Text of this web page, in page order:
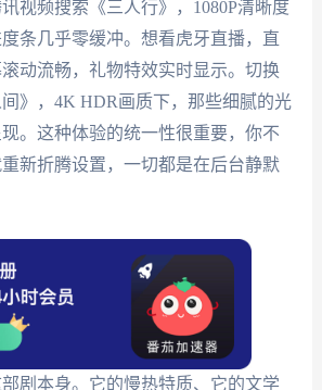
视频搜索《三人行》，1080P清晰度
条几乎零缓冲。想看虎牙直播，直
动流畅，礼物特效实时显示。切换
》，4K HDR画质下，那些细腻的光
。这种体验的统一性很重要，你不
新折腾设置，一切都是在后台静默
剧本身。它的慢热特质、它的文学